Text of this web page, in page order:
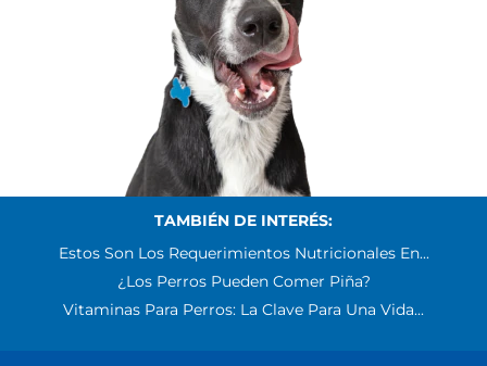
TAMBIÉN DE INTERÉS:
Estos Son Los Requerimientos Nutricionales En...
¿Los Perros Pueden Comer Piña?
Vitaminas Para Perros: La Clave Para Una Vida...